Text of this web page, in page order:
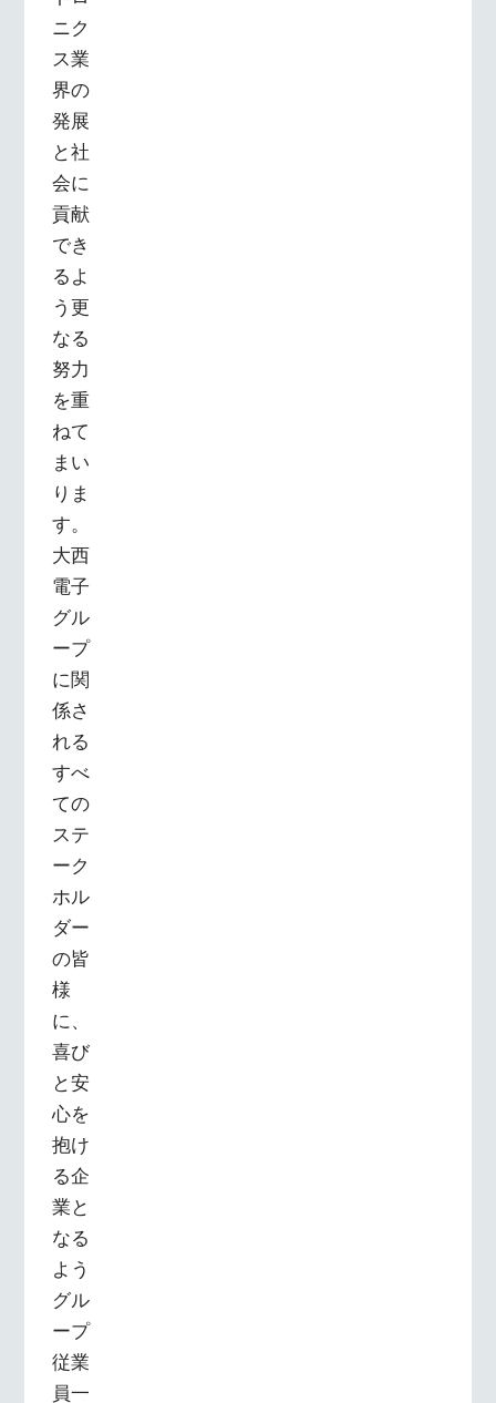
ニク
ス業
界の
発展
と社
会に
貢献
でき
るよ
う更
なる
努力
を重
ねて
まい
りま
す。
大西
電子
グル
ープ
に関
係さ
れる
すべ
ての
ステ
ーク
ホル
ダー
の皆
様
に、
喜び
と安
心を
抱け
る企
業と
なる
よう
グル
ープ
従業
員一